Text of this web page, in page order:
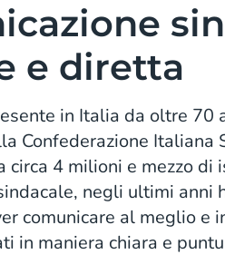
e diretta
in Italia da oltre 70
Confederazione Italiana
circa 4 milioni e mezzo di
negli ultimi anni
comunicare al meglio e
in maniera chiara e